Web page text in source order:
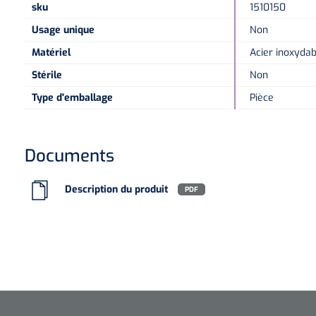
sku
1510150
Usage unique
Non
Matériel
Acier
Stérile
Non
Type d'emballage
Pièce
Documents
Description du produit PDF